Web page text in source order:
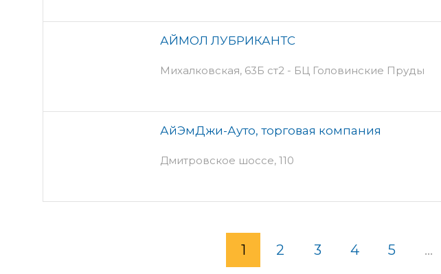
АЙМОЛ ЛУБРИКАНТС
Михалковская, 63Б ст2 - БЦ Головинские Пруды
АйЭмДжи-Ауто, торговая компания
Дмитровское шоссе, 110
1 2 3 4 5 ...